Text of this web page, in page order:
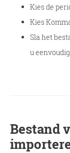
Kies de
Kies
Sla het
u
Bestand